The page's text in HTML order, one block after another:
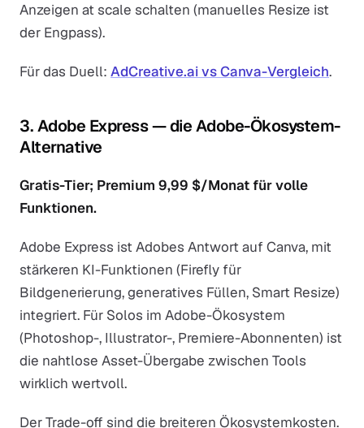
Anzeigen at scale schalten (manuelles Resize ist
der Engpass).
Für das Duell: AdCreative.ai vs Canva-Vergleich.
3. Adobe Express — die Adobe-Ökosystem-
Alternative
Gratis-Tier; Premium 9,99 $/Monat für volle
Funktionen.
Adobe Express ist Adobes Antwort auf Canva, mit
stärkeren KI-Funktionen (Firefly für
Bildgenerierung, generatives Füllen, Smart Resize)
integriert. Für Solos im Adobe-Ökosystem
(Photoshop-, Illustrator-, Premiere-Abonnenten) ist
die nahtlose Asset-Übergabe zwischen Tools
wirklich wertvoll.
Der Trade-off sind die breiteren Ökosystemkosten.